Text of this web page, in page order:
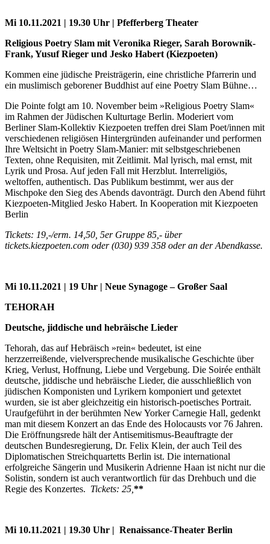
Mi 10.11.2021 | 19.30 Uhr | Pfefferberg Theater
Religious Poetry Slam mit Veronika Rieger, Sarah Borownik-
Frank, Yusuf Rieger und Jesko Habert (Kiezpoeten)
Kommen eine jüdische Preisträgerin, eine christliche Pfarrerin und
ein muslimisch geborener Buddhist auf eine Poetry Slam Bühne…
Die Pointe folgt am 10. November beim »Religious Poetry Slam«
im Rahmen der Jüdischen Kulturtage Berlin. Moderiert vom
Berliner Slam-Kollektiv Kiezpoeten treffen drei Slam Poet/innen mit
verschiedenen religiösen Hintergründen aufeinander und performen
Ihre Weltsicht in Poetry Slam-Manier: mit selbstgeschriebenen
Texten, ohne Requisiten, mit Zeitlimit. Mal lyrisch, mal ernst, mit
Lyrik und Prosa. Auf jeden Fall mit Herzblut. Interreligiös,
weltoffen, authentisch. Das Publikum bestimmt, wer aus der
Mischpoke den Sieg des Abends davonträgt. Durch den Abend führt
Kiezpoeten-Mitglied Jesko Habert. In Kooperation mit Kiezpoeten
Berlin
Tickets: 19,-/erm. 14,50, 5er Gruppe 85,- über
tickets.kiezpoeten.com oder (030) 939 358 oder an der Abendkasse.
Mi 10.11.2021 | 19 Uhr | Neue Synagoge – Großer Saal
TEHORAH
Deutsche, jiddische und hebräische Lieder
Tehorah, das auf Hebräisch »rein« bedeutet, ist eine
herzzerreißende, vielversprechende musikalische Geschichte über
Krieg, Verlust, Hoffnung, Liebe und Vergebung. Die Soirée enthält
deutsche, jiddische und hebräische Lieder, die ausschließlich von
jüdischen Komponisten und Lyrikern komponiert und getextet
wurden, sie ist aber gleichzeitig ein historisch-poetisches Portrait.
Uraufgeführt in der berühmten New Yorker Carnegie Hall, gedenkt
man mit diesem Konzert an das Ende des Holocausts vor 76 Jahren.
Die Eröffnungsrede hält der Antisemitismus-Beauftragte der
deutschen Bundesregierung, Dr. Felix Klein, der auch Teil des
Diplomatischen Streichquartetts Berlin ist. Die international
erfolgreiche Sängerin und Musikerin Adrienne Haan ist nicht nur die
Solistin, sondern ist auch verantwortlich für das Drehbuch und die
Regie des Konzertes. Tickets: 25, **
Mi 10.11.2021 | 19.30 Uhr | Renaissance-Theater Berlin